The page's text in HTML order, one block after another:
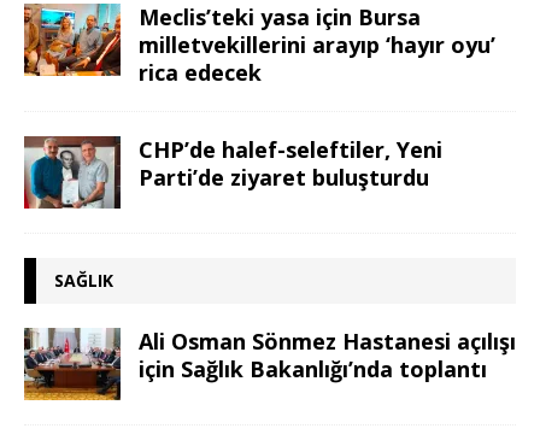
Meclis’teki yasa için Bursa
milletvekillerini arayıp ‘hayır oyu’
rica edecek
CHP’de halef-seleftiler, Yeni
Parti’de ziyaret buluşturdu
SAĞLIK
Ali Osman Sönmez Hastanesi açılışı
için Sağlık Bakanlığı’nda toplantı